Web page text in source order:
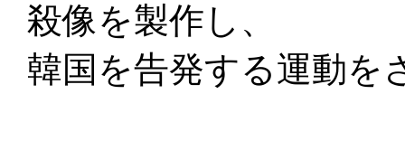
殺像を製作し、
韓国を告発する運動を